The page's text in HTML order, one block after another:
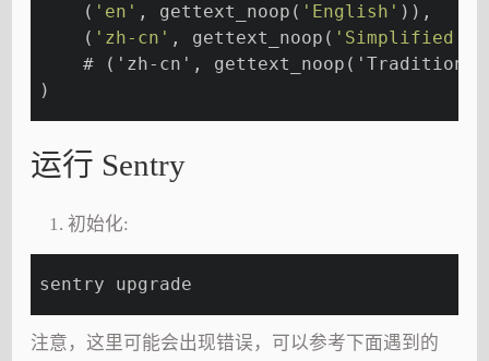
    (
'en' , gettext_noop( 'English' )),
    (
'zh-cn' , gettext_noop( 'Simplified
# ('zh-cn',
)
运行 Sentry
初始化:
sentry upgrade
注意，这里可能会出现错误，可以参考下面遇到的